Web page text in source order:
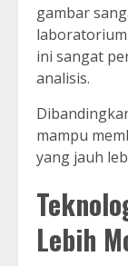
gambar
ini sangat
analisis.
mampu
yang jauh
Lebih